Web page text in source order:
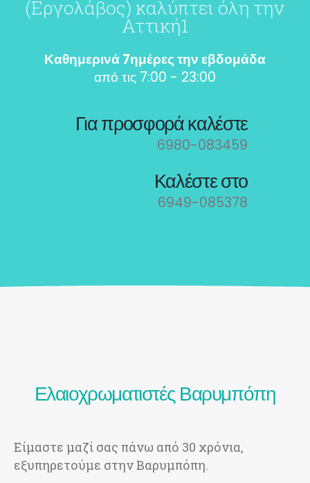
(Εργολάβος) καλύπτει όλη την
Αττική1
Καθημερινά 7ημέρες την εβδομάδα
από τις 7:00 - 23:00
Για προσφορά καλέστε
6980-083459
Καλέστε στο
6949-085378
Ελαιοχρωματιστές Βαρυμπόπη
Είμαστε μαζί σας πάνω από 30 χρόνια,
εξυπηρετούμε στην Βαρυμπόπη.